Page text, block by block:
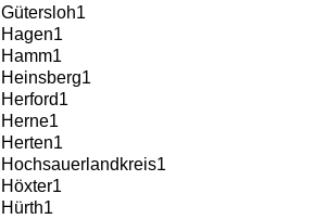
Gütersloh1
Hagen1
Hamm1
Heinsberg1
Herford1
Herne1
Herten1
Hochsauerlandkreis1
Höxter1
Hürth1